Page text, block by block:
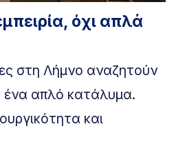
όχι απλά
στη Λήμνο αναζητούν
απλό κατάλυμα.
και